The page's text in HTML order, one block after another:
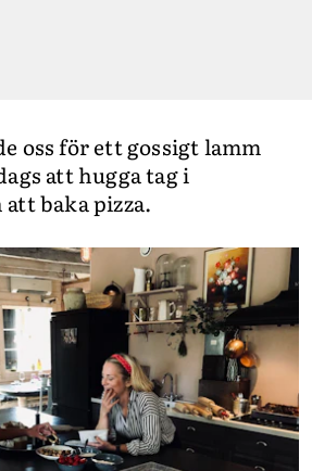
oss för ett gossigt lamm
att hugga tag i
baka pizza.